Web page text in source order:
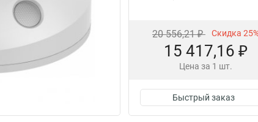
20 556,21 ₽ Скидка
15 417,16 ₽
Цена за 1 шт.
Быстрый заказ